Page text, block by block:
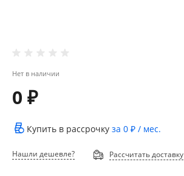
Нет в наличии
0 ₽
Купить в рассрочку за 0 ₽ / мес.
Нашли дешевле? Рассчитать доставку